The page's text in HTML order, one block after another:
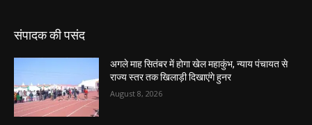
संपादक की पसंद
अगले माह सितंबर में होगा खेल महाकुंभ, न्याय पंचायत से
राज्य स्तर तक खिलाड़ी दिखाएंगे हुनर
August 8, 2026